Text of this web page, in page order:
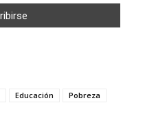
Educación
Pobreza